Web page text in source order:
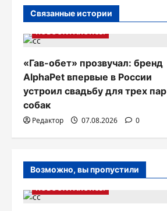
г
а
и
я
п
о
з
а
п
Связанные истории
НОВОСТИ АНОНСЫ
«Гав-обет» прозвучал: бренд
AlphaPet впервые в России
устроил свадьбу для трех пар
собак
Редактор 07.08.2026 0
Возможно, вы пропустили
НОВОСТИ АНОНСЫ